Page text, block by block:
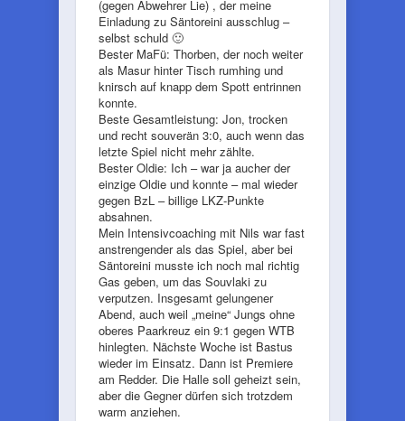
(gegen Abwehrer Lie) , der meine
Einladung zu Säntoreini ausschlug –
selbst schuld 🙂
Bester MaFü: Thorben, der noch weiter
als Masur hinter Tisch rumhing und
knirsch auf knapp dem Spott entrinnen
konnte.
Beste Gesamtleistung: Jon, trocken
und recht souverän 3:0, auch wenn das
letzte Spiel nicht mehr zählte.
Bester Oldie: Ich – war ja aucher der
einzige Oldie und konnte – mal wieder
gegen BzL – billige LKZ-Punkte
absahnen.
Mein Intensivcoaching mit Nils war fast
anstrengender als das Spiel, aber bei
Säntoreini musste ich noch mal richtig
Gas geben, um das Souvlaki zu
verputzen. Insgesamt gelungener
Abend, auch weil „meine“ Jungs ohne
oberes Paarkreuz ein 9:1 gegen WTB
hinlegten. Nächste Woche ist Bastus
wieder im Einsatz. Dann ist Premiere
am Redder. Die Halle soll geheizt sein,
aber die Gegner dürfen sich trotzdem
warm anziehen.